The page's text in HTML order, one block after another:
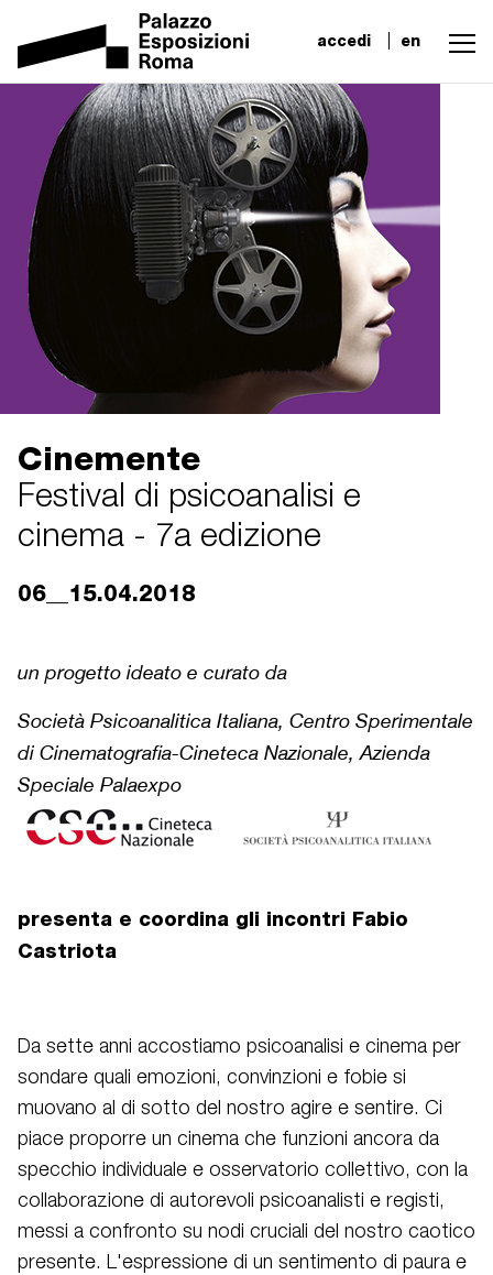
accedi en
Cinemente
Festival di psicoanalisi e
cinema - 7a edizione
06__15.04.2018
un progetto ideato e curato da
Società Psicoanalitica Italiana, Centro Sperimentale
di Cinematografia-Cineteca Nazionale, Azienda
Speciale Palaexpo
presenta e coordina gli incontri Fabio
Castriota
Da sette anni accostiamo psicoanalisi e cinema per
sondare quali emozioni, convinzioni e fobie si
muovano al di sotto del nostro agire e sentire. Ci
piace proporre un cinema che funzioni ancora da
specchio individuale e osservatorio collettivo, con la
collaborazione di autorevoli psicoanalisti e registi,
messi a confronto su nodi cruciali del nostro caotico
presente. L'espressione di un sentimento di paura e